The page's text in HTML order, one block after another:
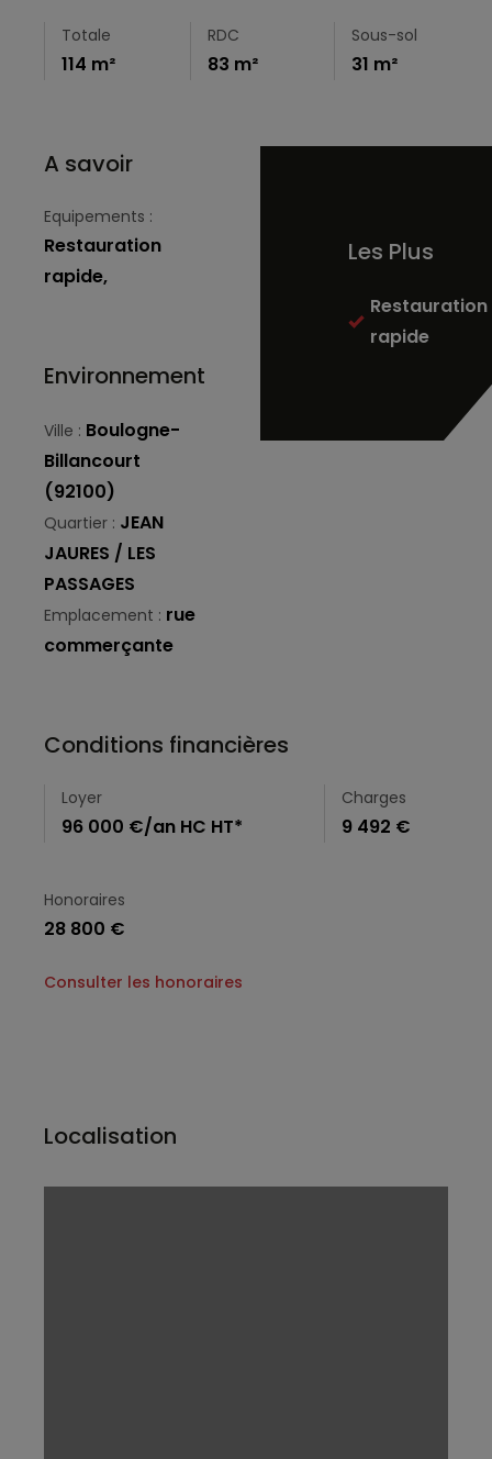
Totale
114 m²
RDC
83 m²
Sous-sol
31 m²
Les Plus
Restauration
rapide
A savoir
Equipements :
Restauration
rapide,
Environnement
Ville : Boulogne-
Billancourt
(92100)
Quartier : JEAN
JAURES / LES
PASSAGES
Emplacement : rue
commerçante
Conditions financières
Loyer
96 000 €/an HC HT*
Charges
9 492 €
Honoraires
28 800 €
Consulter les honoraires
Localisation